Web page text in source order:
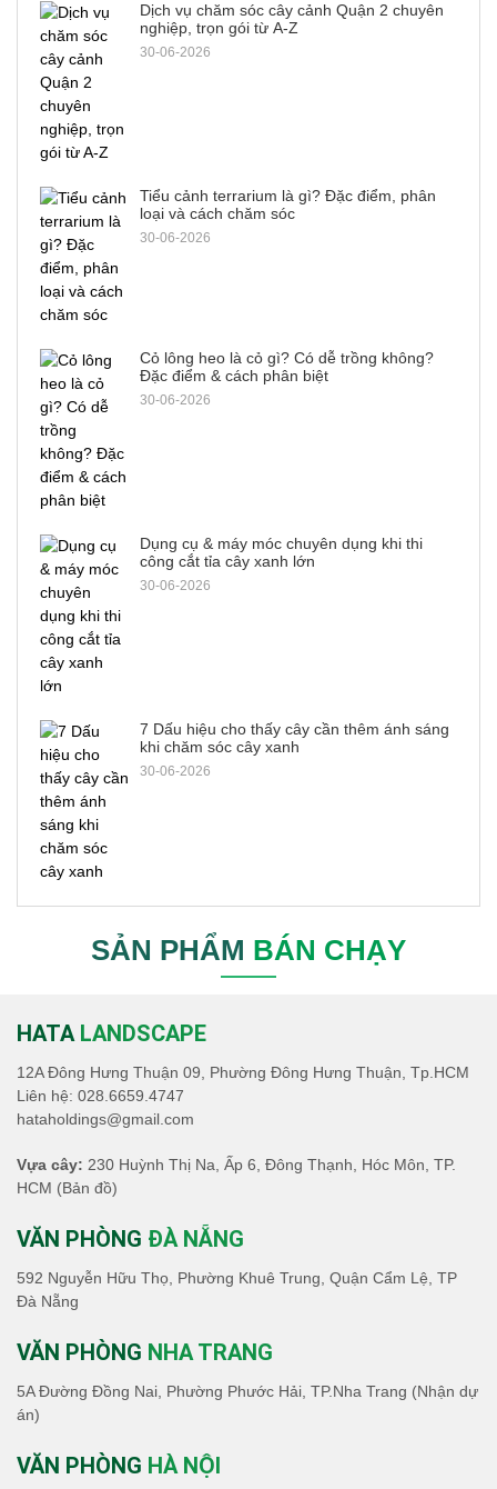
Dịch vụ chăm sóc cây cảnh Quận 2 chuyên
nghiệp, trọn gói từ A-Z
30-06-2026
Tiểu cảnh terrarium là gì? Đặc điểm, phân
loại và cách chăm sóc
30-06-2026
Cỏ lông heo là cỏ gì? Có dễ trồng không?
Đặc điểm & cách phân biệt
30-06-2026
Dụng cụ & máy móc chuyên dụng khi thi
công cắt tỉa cây xanh lớn
30-06-2026
7 Dấu hiệu cho thấy cây cần thêm ánh sáng
khi chăm sóc cây xanh
30-06-2026
SẢN PHẨM BÁN CHẠY
HATA LANDSCAPE
12A Đông Hưng Thuận 09, Phường Đông Hưng Thuận, Tp.HCM
Liên hệ: 028.6659.4747
hataholdings@gmail.com
Vựa cây: 230 Huỳnh Thị Na, Ấp 6, Đông Thạnh, Hóc Môn, TP.
HCM (Bản đồ)
VĂN PHÒNG ĐÀ NẴNG
592 Nguyễn Hữu Thọ, Phường Khuê Trung, Quận Cẩm Lệ, TP
Đà Nẵng
VĂN PHÒNG NHA TRANG
5A Đường Đồng Nai, Phường Phước Hải, TP.Nha Trang (Nhận dự
án)
VĂN PHÒNG HÀ NỘI